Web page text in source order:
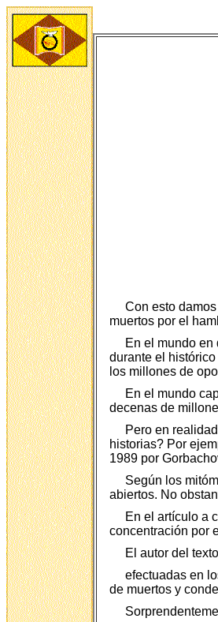
Con esto
muertos por el
En el mundo
durante el
los millones de
En el mundo
decenas de
Pero en
historias? Por
1989 por
Según los
abiertos. No
En el artículo a
concentración por
El autor del
efectuadas en
de muertos y